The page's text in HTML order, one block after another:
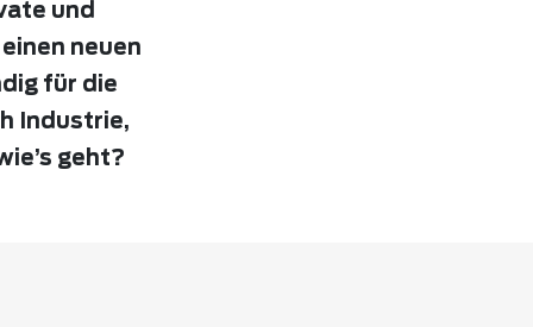
und
neuen
für die
Industrie,
geht?